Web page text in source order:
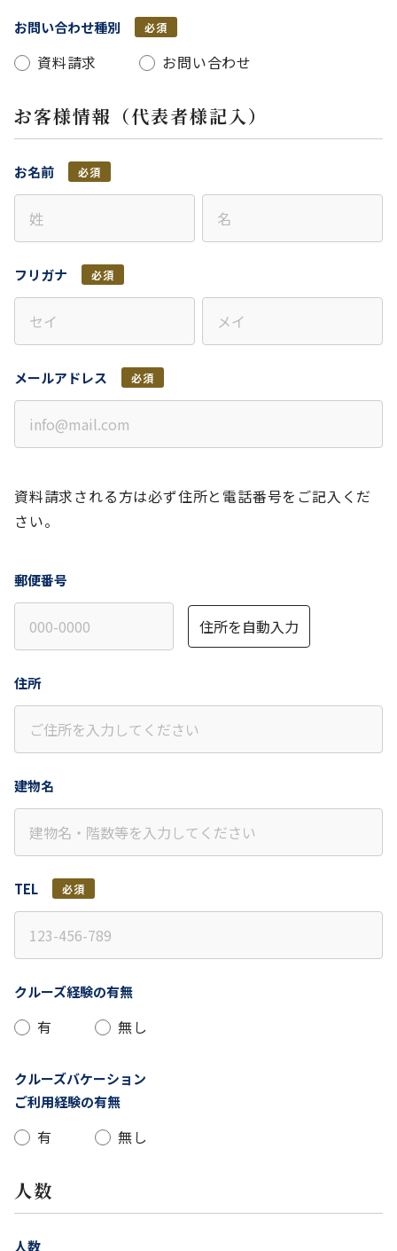
お問い合わせ種別 必須
資料請求 お問い合わせ
お客様情報（代表者様記入）
お名前 必須
フリガナ 必須
メールアドレス 必須
資料請求される方は必ず住所と電話番号をご記入くだ
さい。
郵便番号
住所を自動入力
住所
建物名
TEL 必須
クルーズ経験の有無
有 無し
クルーズバケーション
ご利用経験の有無
有 無し
人数
人数